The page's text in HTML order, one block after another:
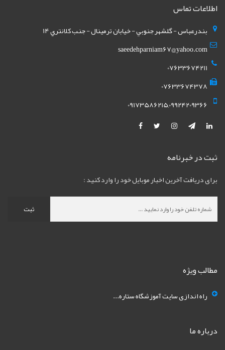
اطلاعات تماس
بندرعباس - گلشهر جنوبي - خيابان ترمينال - جنب کلانتري 14
saeedehparniam67@yahoo.com
07633674211
07633674378
09173586215,09924209366
ثبت در خبرنامه
برای دریافت آخرین اخبار موبایل خود را وارد کنید :
ثبت
مطالب ویژه
راه اندازی سایت آموزشگاه ستاره...
درباره ما